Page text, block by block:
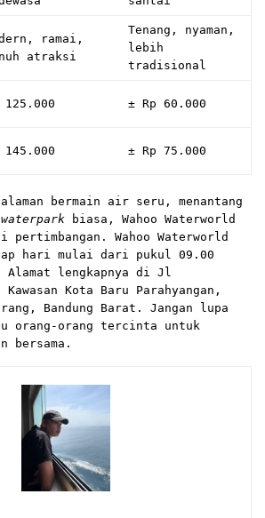
ramai,
atraksi
Tenang, nyaman,
lebih
tradisional
125.000 ± Rp 60.000
145.000 ± Rp 75.000
bermain air seru, menantang
waterpark biasa, Wahoo Waterworld
pertimbangan. Wahoo Waterworld
hari mulai dari pukul 09.00
Alamat lengkapnya di Jl
Kota Baru Parahyangan,
Bandung Barat. Jangan lupa
orang-orang tercinta untuk
bersama.